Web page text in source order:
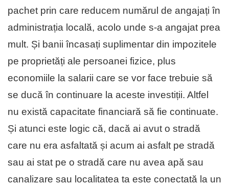
pachet prin care reducem numărul de angajați în
administrația locală, acolo unde s-a angajat prea
mult. Și banii încasați suplimentar din impozitele
pe proprietăți ale persoanei fizice, plus
economiile la salarii care se vor face trebuie să
se ducă în continuare la aceste investiții. Altfel
nu există capacitate financiară să fie continuate.
Și atunci este logic că, dacă ai avut o stradă
care nu era asfaltată și acum ai asfalt pe stradă
sau ai stat pe o stradă care nu avea apă sau
canalizare sau localitatea ta este conectată la un